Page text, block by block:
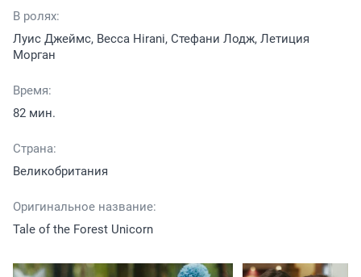
В ролях:
Луис Джеймс, Becca Hirani, Стефани Лодж, Летиция
Морган
Время:
82 мин.
Страна:
Великобритания
Оригинальное название:
Tale of the Forest Unicorn